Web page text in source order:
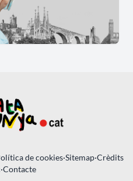
de cookies·Sitemap·Crèdits
·Contacte